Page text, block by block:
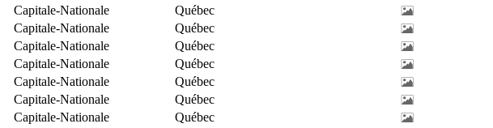
Capitale-Nationale
Québec
Capitale-Nationale
Québec
Capitale-Nationale
Québec
Capitale-Nationale
Québec
Capitale-Nationale
Québec
Capitale-Nationale
Québec
Capitale-Nationale
Québec